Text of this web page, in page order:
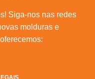
Siga-nos nas redes
molduras e